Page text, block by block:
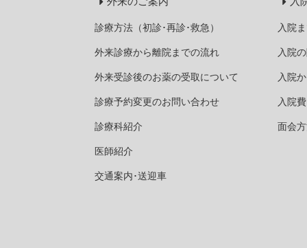
診療方法（初診･再診･救急）
外来診療から離院までの流れ
外来受診後のお薬の受取について
診療予約変更のお問い合わせ
診療科紹介
医師紹介
交通案内･送迎車
入院
入院
入院
入院
面会